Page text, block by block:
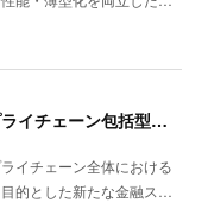
【流 通】ＮＥＣ 三井住友銀行とサプライチェーン包括型のファイナンススキーム策定
イチェーン全体における
的とした新たな金融ス…